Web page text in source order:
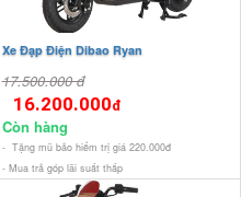
Xe Đạp Điện Dibao Ryan
17.500.000 đ
16.200.000đ
Còn hàng
- Tặng mũ bảo hiểm trị giá 220.000đ
- Mua trả góp lãi suất thấp